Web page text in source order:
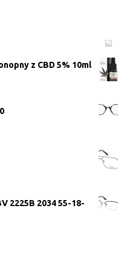
z CBD 5% 10ml
2225B 2034 55-18-